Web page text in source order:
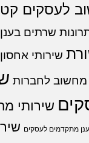
לעסקים
שרתים בענן
שירותי
מחשוב לחברות
שירותי
מתקדמים לעסקים